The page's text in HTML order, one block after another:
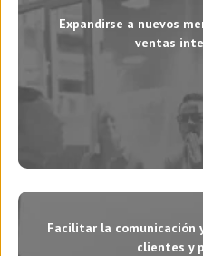
Expandirse a nuevos
ventas
Facilitar la comunicación
clientes y